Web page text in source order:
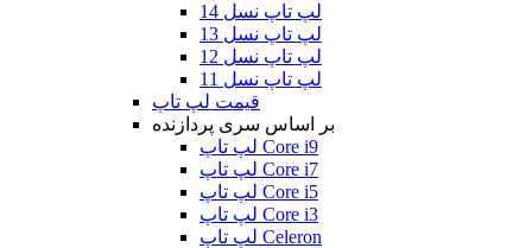
لپ تاپ نسل 14
لپ تاپ نسل 13
لپ تاپ نسل 12
لپ تاپ نسل 11
قیمت لپ تاپ
بر اساس سری پردازنده
لپ تاپ Core i9
لپ تاپ Core i7
لپ تاپ Core i5
لپ تاپ Core i3
لپ تاپ Celeron